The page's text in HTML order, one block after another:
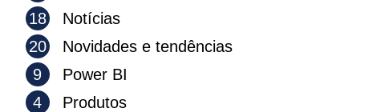
18
Notícias
20
Novidades e tendências
9
Power BI
4
Produtos